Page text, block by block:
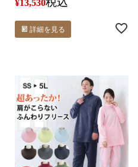
¥13,530
詳細を見る